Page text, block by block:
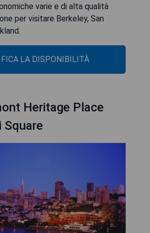
varie e di alta qualità
per visitare Berkeley, San
LA DISPONIBILITÀ
Heritage Place
Square